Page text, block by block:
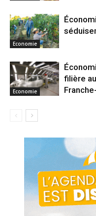
Economie
Economie
filière